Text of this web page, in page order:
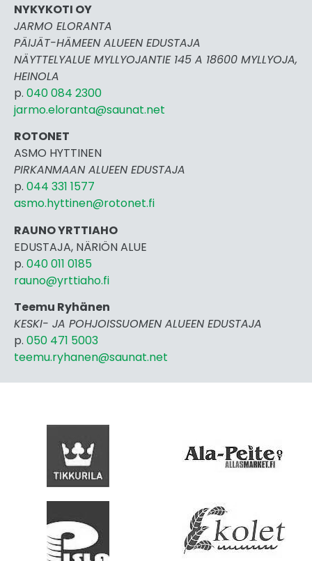
NYKYKOTI OY
JARMO ELORANTA
PÄIJÄT-HÄMEEN ALUEEN EDUSTAJA
NÄYTTELYALUE MYLLYOJANTIE 145 A 18600 MYLLYOJA,
HEINOLA
p. 040 084 2300
jarmo.eloranta@saunat.net
ROTONET
ASMO HYTTINEN
PIRKANMAAN ALUEEN EDUSTAJA
p. 044 331 1577
asmo.hyttinen@rotonet.fi
RAUNO YRTTIAHO
EDUSTAJA, NÄRIÖN ALUE
p. 040 011 0185
rauno@yrttiaho.fi
Teemu Ryhänen
KESKI- JA POHJOISSUOMEN ALUEEN EDUSTAJA
p. 050 471 5003
teemu.ryhanen@saunat.net